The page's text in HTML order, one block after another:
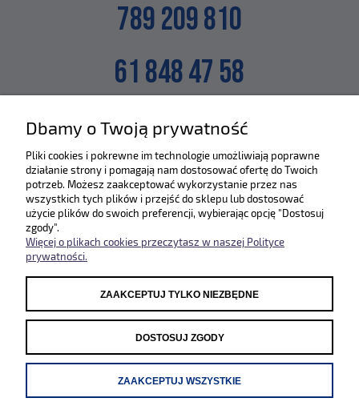
789 209 810
61 848 47 58
SKLEP@ZLEWOZMYWAKI.PL
Poznaj nas bliżej :)
WWW.SYSTEMCERAM.PL|WWW.REGINOX.PL
Dbamy o Twoją prywatność
Pliki cookies i pokrewne im technologie umożliwiają poprawne
działanie strony i pomagają nam dostosować ofertę do Twoich
potrzeb. Możesz zaakceptować wykorzystanie przez nas
wszystkich tych plików i przejść do sklepu lub dostosować
użycie plików do swoich preferencji, wybierając opcję "Dostosuj
zgody".
Więcej o plikach cookies przeczytasz w naszej Polityce
prywatności.
ZAAKCEPTUJ TYLKO NIEZBĘDNE
DOSTOSUJ ZGODY
ZAAKCEPTUJ WSZYSTKIE